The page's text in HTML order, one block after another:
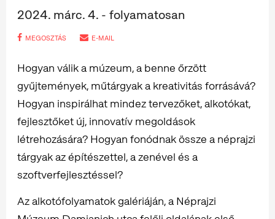
2024. márc. 4. - folyamatosan
MEGOSZTÁS E-MAIL
Hogyan válik a múzeum, a benne őrzött
gyűjtemények, műtárgyak a kreativitás forrásává?
Hogyan inspirálhat mindez tervezőket, alkotókat,
fejlesztőket új, innovatív megoldások
létrehozására? Hogyan fonódnak össze a néprajzi
tárgyak az építészettel, a zenével és a
szoftverfejlesztéssel?
Az alkotófolyamatok galériáján, a Néprajzi